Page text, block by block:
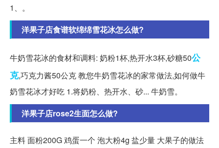
1、。
洋果子店食谱软绵绵雪花冰怎么做?
牛奶雪花冰的食材和调料: 奶粉1杯,热开水3杯,砂糖50公
克,巧克力酱50公克 教您牛奶雪花冰的家常做法,如何做牛
奶雪花冰才好吃 1.将奶粉、热开水、砂... 牛奶雪。
洋果子店rose2生面怎么做?
主料 面粉200G 鸡蛋一个 泡大粉4g 盐少量 大果子的做法